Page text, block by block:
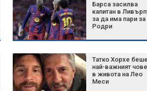
Барса засилва
капитан в
за да има пари за
Родри
Татко Хорхе беше
най-важният
в живота на Лео
Меси
Жегата
вените: Кои
не бива да
Даниел Динев: В
България е почти
невъзможно да си